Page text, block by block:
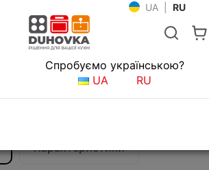
UA RU
смесители Смесители для кухни
Teka SP 995 (Alaior
Характеристики
Спробуємо українською?
UA
RU